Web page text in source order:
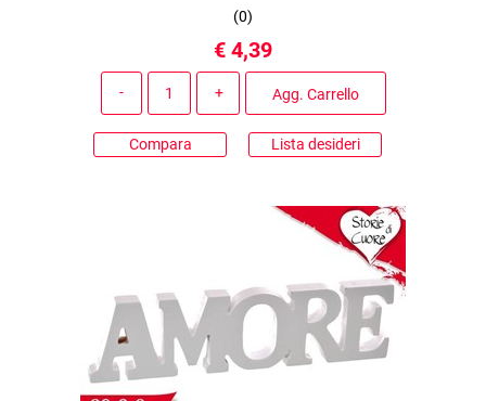
(0)
€ 4,39
Agg. Carrello
Compara Lista desideri